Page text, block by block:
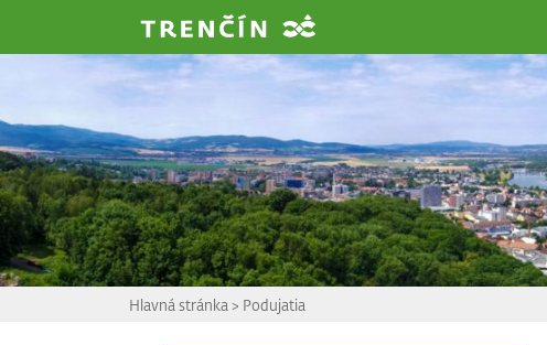
Hlavná stránka > Podujatia